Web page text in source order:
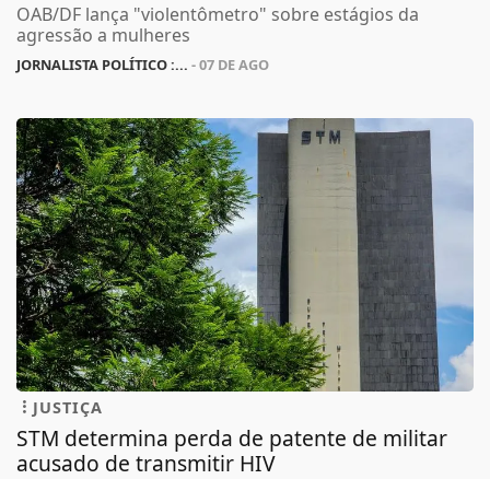
OAB/DF lança "violentômetro" sobre estágios da
agressão a mulheres
JORNALISTA POLÍTICO :... - 07 DE AGO
JUSTIÇA
STM determina perda de patente de militar
acusado de transmitir HIV